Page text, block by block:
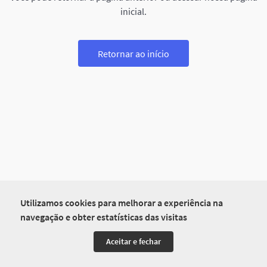
Utilizamos cookies para melhorar a experiência na
navegação e obter estatísticas das visitas
Aceitar e fechar
inicial.
Retornar ao início